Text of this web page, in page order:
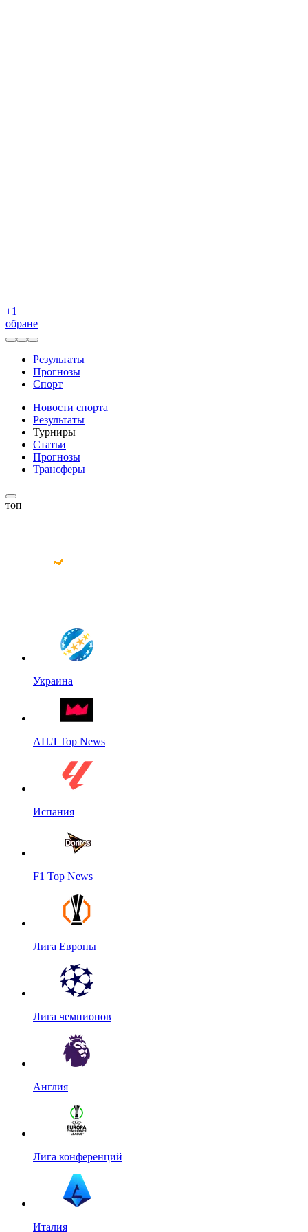
+1
обране
Результаты
Прогнозы
Спорт
Новости спорта
Результаты
Турниры
Статьи
Прогнозы
Трансферы
топ
Украина
АПЛ Top News
Испания
F1 Top News
Лига Европы
Лига чемпионов
Англия
Лига конференций
Италия